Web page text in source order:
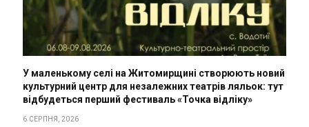
У маленькому селі на Житомирщині створюють новий
культурний центр для незалежних театрів ляльок: тут
відбудеться перший фестиваль «Точка відліку»
6 СЕРПНЯ, 2026